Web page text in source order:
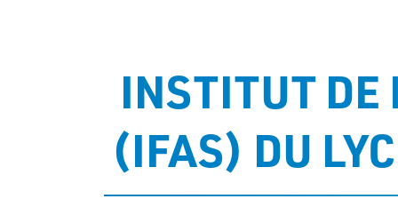
INSTITUT DE
(IFAS) DU